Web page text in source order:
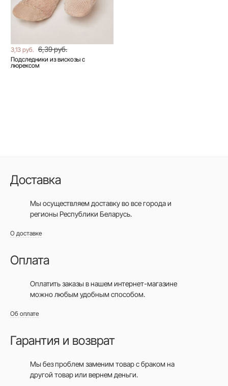
3,13 руб. 6,39 руб.
Подследники из вискозы с
люрексом
Доставка
Мы осуществляем доставку во все городаи
регионы Республики Беларусь.
О доставке
Оплата
Оплатить заказы в нашем интернет-магазине
можно любым удобным способом.
Об оплате
Гарантия и возврат
Мы без проблем заменим товар с браком на
другой товар или вернем деньги.